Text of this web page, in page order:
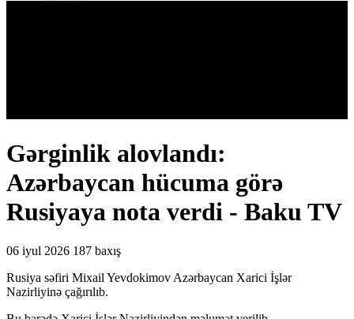
Gərginlik alovlandı:
Azərbaycan hücuma görə
Rusiyaya nota verdi - Baku TV
06 iyul 2026 187 baxış
Rusiya səfiri Mixail Yevdokimov Azərbaycan Xarici İşlər
Nazirliyinə çağırılıb.